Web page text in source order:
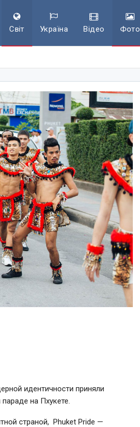
Світ Україна Відео Фото
идентичности приняли
на Пхукете.
страной, Phuket Pride —